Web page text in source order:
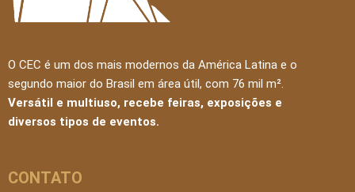
O CEC é um dos mais modernos da América Latina e o
segundo maior do Brasil em área útil, com 76 mil m².
Versátil e multiuso, recebe feiras, exposições e
diversos tipos de eventos.
CONTATO